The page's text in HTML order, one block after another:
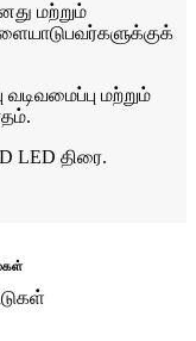
மற்றும்
வடிவமைப்பு மற்றும்
LED திரை.